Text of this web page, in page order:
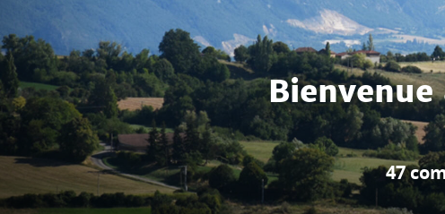
La grande fête